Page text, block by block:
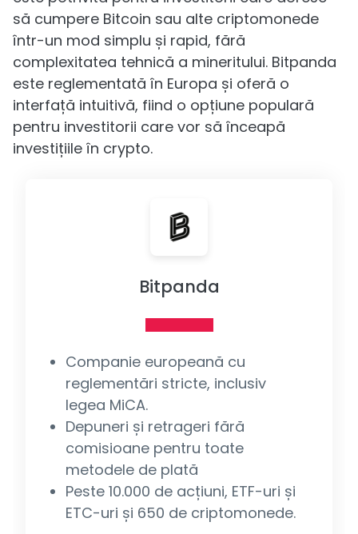
să cumpere Bitcoin sau alte criptomonede
într-un mod simplu și rapid, fără
complexitatea tehnică a mineritului. Bitpanda
este reglementată în Europa și oferă o
interfață intuitivă, fiind o opțiune populară
pentru investitorii care vor să înceapă
investițiile în crypto.
Bitpanda
Companie europeană cu
reglementări stricte, inclusiv
legea MiCA.
Depuneri și retrageri fără
comisioane pentru toate
metodele de plată
Peste 10.000 de acțiuni, ETF-uri și
ETC-uri și 650 de criptomonede.